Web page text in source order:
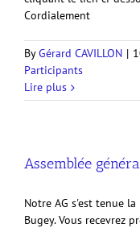
Cordialement
ByGérard CAVILLON |
Participants
Lire plus
Assemblée
Notre AG s'est tenue
Bugey. Vous recevrez